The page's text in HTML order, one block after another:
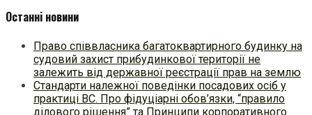
Останні новини
Право співвласника багатоквартирного будинку на
судовий захист прибудинкової території не
залежить від державної реєстрації прав на землю
Стандарти належної поведінки посадових осіб у
практиці ВC. Про фідуціарні обов’язки, “правило
ділового рішення” та Принципи корпоративного